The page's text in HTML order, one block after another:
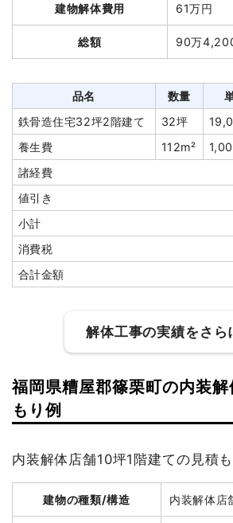
諸経費
合計金額
軽量鉄骨造住宅45坪1階建
45
坪
円
植木・植栽撤去
1式
井戸解体埋め戻し費用
1式
庭石撤去
1式
諸経費
値引き
小計
消費税
合計金額
建物の種類/構造 軽量鉄骨造
坪数 36坪
建物解体費用 135万2,500
総額 216万円
建物解体費用 61万円
総額 90万
品名 数量
鉄骨造住宅32坪2階建て
32坪
養生費
112m²
諸経費
値引き
小計
消費税
合計金額
解体工事の実績をさら
建物の種類/構造
建物解体費用 284万
総額 402万
福岡県糟屋郡篠栗町の内装
もり例
内装解体店舗10坪1階建ての見積も
建物の種類/構造 内装解体店